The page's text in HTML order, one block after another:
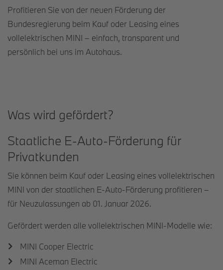
Profitieren Sie von der neuen Förderung der
Bundesregierung beim Kauf oder Leasing eines
vollelektrischen MINI – einfach, transparent und
persönlich bei uns im Autohaus.
Was wird gefördert?
Staatliche E-Auto-Förderung für
Privatkunden
Sie können beim Kauf oder Leasing eines vollelektrischen
MINI von der staatlichen E-Auto-Förderung profitieren –
für Neuzulassungen ab 01. Januar 2026.
Gefördert werden alle vollelektrischen MINI-Modelle wie:
MINI Cooper Electric
MINI Aceman Electric